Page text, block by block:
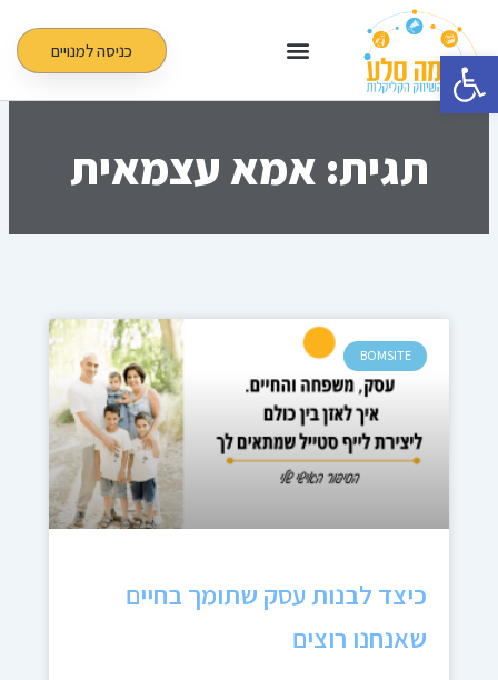
פתח סרגל נגישות
לתוכן
כניסה למנויים
תגית: אמא עצמאית
BOMSITE
כיצד לבנות עסק שתומך בחיים
שאנחנו רוצים